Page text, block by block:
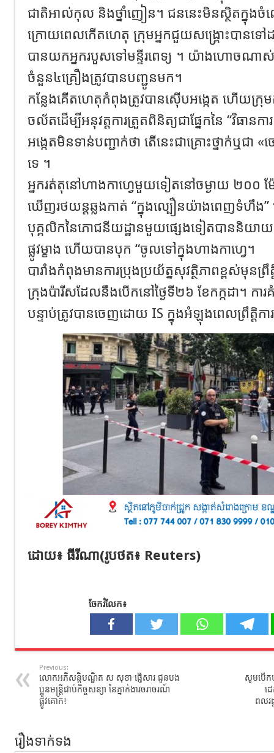
ជាតិអាល់កុល និងថ្នាំញៀន។ ជននេះមិនស្ថិតក្នុងចំ
ក្រោយពេលកើតហេតុ ក្រុមអ្នកជួយសង្គ្រោះបានទ
បានយកអ្នករបួសទៅមន្ទីរពេទ្យ ។ យ៉ាងហោចណាស់
ចំនួន៤គ្រឿងត្រូវបានបញ្ជូនមក។
កន្លែងគើតហេតុកំពុងត្រូវបានស៊ើបអង្កេត ហើយក្រុម
ចល័តដើម្បីអនុវត្តការត្រួតពិនិត្យជាផ្នែកនៃ “វិធានក
អង្កេតមិនទាន់បញ្ជាក់ថា តើនេះជាគ្រោះថ្នាក់ឬជា
ទេ ។
អ្នករត់តុនៅហាងកាហ្វេមួយទៀតនៅចម្ងាយ ២០០
ឃើញរថយន្តឆ្លងកាត់ “ក្នុងល្បឿនយ៉ាងពេញទំហឹង
បុគ្គលិកនៃភោជនីយដ្ឋានមួយផ្សេងទៀតបាននិយាយ
ផ្លូវម្ខាង ហើយបានបុក “ចូលទៅក្នុងហាងកាហ្វេ។
បារាំងកំពុងមានការប្រុងប្រយ័ត្នសុវត្ថិភាពខ្ពស់មុន
ក្រុងប៉ារីសដែលនឹងបើកនៅថ្ងៃទី២៦ ខែកក្កដា។ ការ
បន្ទាប់ត្រូវបានចេញដោយ IS ក្នុងអំឡុងពេលព្រឹត្តិ
ដោយ៖ ធីរីណា(រូប​ថត​៖ Reuters)
ចែករំលែក៖
Previous:
លោកអភិសន្តិបណ្ឌិត ស សុខា ផ្ញើសារ ជូនបង
ប្អូនមន្ត្រីជាប់កិច្ចសន្យា នៃភ្នាក់ងារចរាចរណ៍
ផ្លូវគោក!
សូមបេីក
ដ
ពលរ
រឿងទាក់ទង